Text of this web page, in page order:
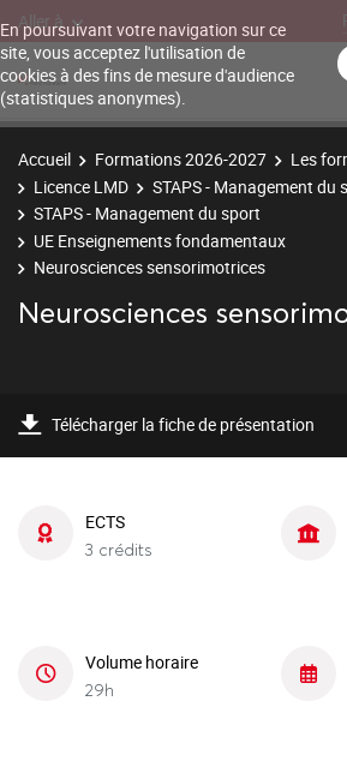
En poursuivant votre navigation sur ce
site, vous acceptez l'utilisation de
cookies à des fins de mesure d'audience
(statistiques anonymes).
Aller à
Accueil Formations 2026-2027
Les
Licence LMD
STAPS - Management du
STAPS - Management du sport
UE Enseignements fondamentaux
Neurosciences sensorimotrices
Neurosciences
Télécharger la fiche de présentation
ECTS
3 crédits
Volume horaire
29h